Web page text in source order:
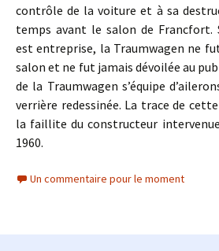
contrôle de la voiture et à sa
temps avant le salon de Francfort.
est entreprise, la Traumwagen ne
salon et ne fut jamais dévoilée au
de la Traumwagen s’équipe
verrière redessinée. La trace de
la faillite du constructeur
1960.
Un commentaire pour le moment